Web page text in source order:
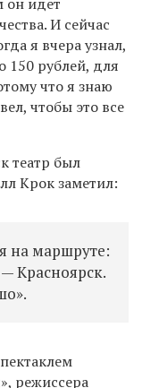
И сейчас
я вчера узнал,
150 рублей, для
что я знаю
чтобы это все
театр был
Крок заметил:
на маршруте:
Красноярск.
режиссера